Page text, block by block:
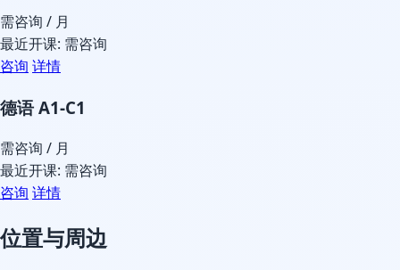
需咨询 / 月
最近开课: 需咨询
咨询 详情
德语 A1-C1
需咨询 / 月
最近开课: 需咨询
咨询 详情
位置与周边